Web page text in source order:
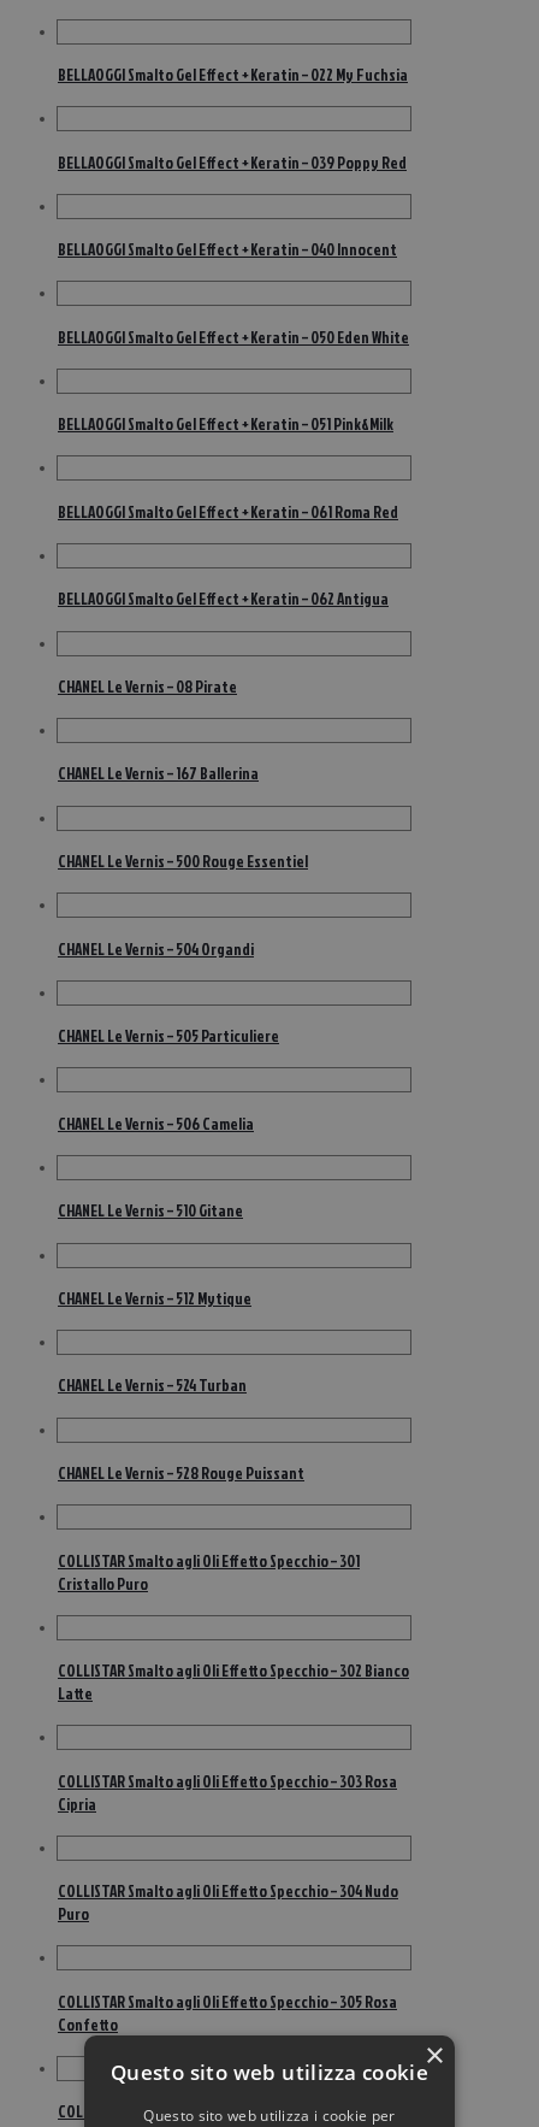
BELLAOGGI Smalto Gel Effect + Keratin – 022 My Fuchsia
BELLAOGGI Smalto Gel Effect + Keratin – 039 Poppy Red
BELLAOGGI Smalto Gel Effect + Keratin – 040 Innocent
BELLAOGGI Smalto Gel Effect + Keratin – 050 Eden White
BELLAOGGI Smalto Gel Effect + Keratin – 051 Pink&Milk
BELLAOGGI Smalto Gel Effect + Keratin – 061 Roma Red
BELLAOGGI Smalto Gel Effect + Keratin – 062 Antigua
CHANEL Le Vernis – 08 Pirate
CHANEL Le Vernis – 167 Ballerina
CHANEL Le Vernis – 500 Rouge Essentiel
CHANEL Le Vernis – 504 Organdi
CHANEL Le Vernis – 505 Particuliere
CHANEL Le Vernis – 506 Camelia
CHANEL Le Vernis – 510 Gitane
CHANEL Le Vernis – 512 Mytique
CHANEL Le Vernis – 524 Turban
CHANEL Le Vernis – 528 Rouge Puissant
COLLISTAR Smalto agli Oli Effetto Specchio – 301
Cristallo Puro
COLLISTAR Smalto agli Oli Effetto Specchio – 302 Bianco
Latte
COLLISTAR Smalto agli Oli Effetto Specchio – 303 Rosa
Cipria
COLLISTAR Smalto agli Oli Effetto Specchio – 304 Nudo
Puro
COLLISTAR Smalto agli Oli Effetto Specchio – 305 Rosa
Confetto
COLLISTAR Smalto agli Oli Effetto Specchio – 306 Rosa
×
Questo sito web utilizza cookie
Questo sito web utilizza i cookie per